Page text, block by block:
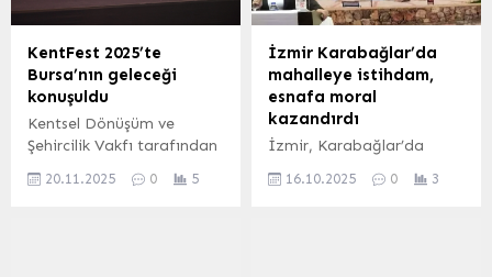
KentFest 2025’te
Bursa’nın geleceği
konuşuldu
Kentsel Dönüşüm ve
Şehircilik Vakfı tarafından
2025’ programına katılan
20.11.2025 0 5
İzmir Karabağlar’da
mahalleye istihdam,
esnafa moral
kazandırdı
İzmir, Karabağlar’da
Mahallesi Muhtarı Neşe
16.10.2025 0 3